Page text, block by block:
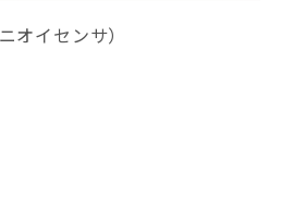
オイセンサ）